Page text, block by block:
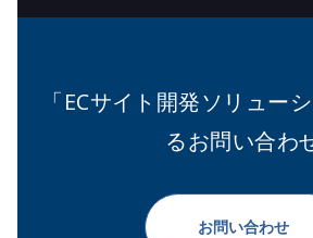
「ECサイト開発ソリュー
るお問い合わ
お問い合わせ